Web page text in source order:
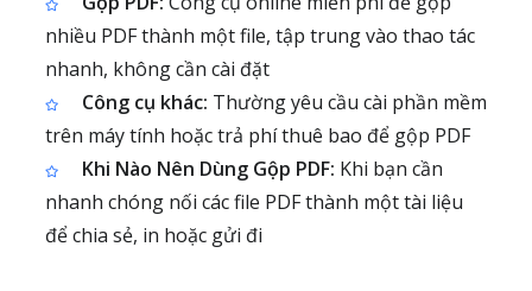
nhiều PDF thành một file, tập trung vào thao tác
nhanh, không cần cài đặt
Công cụ khác: Thường yêu cầu cài phần mềm
trên máy tính hoặc trả phí thuê bao để gộp PDF
Khi Nào Nên Dùng Gộp PDF: Khi bạn cần
nhanh chóng nối các file PDF thành một tài liệu
để chia sẻ, in hoặc gửi đi